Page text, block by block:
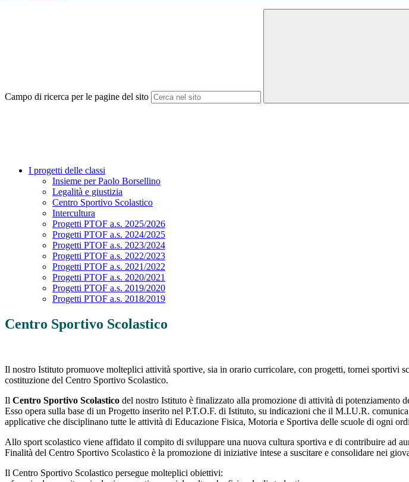
Campo di ricerca per le pagine del sito
I progetti delle classi
Insieme per Paolo Borsellino
Legalità e giustizia
Centro Sportivo Scolastico
Intercultura
Progetti PTOF a.s. 2025/2026
Progetti PTOF a.s. 2024/2025
Progetti PTOF a.s. 2023/2024
Progetti PTOF a.s. 2022/2023
Progetti PTOF a.s. 2021/2022
Progetti PTOF a.s. 2020/2021
Progetti PTOF a.s. 2019/2020
Progetti PTOF a.s. 2018/2019
Centro Sportivo Scolastico
Il nostro Istituto promuove molteplici attività sportive, sia in orario curricolare, con progetti, tornei sportivi
costituzione del Centro Sportivo Scolastico.
Il Centro Sportivo Scolastico del nostro Istituto è finalizzato alla promozione di attività di potenziamento
Esso opera sulla base di un Progetto inserito nel P.T.O.F. di Istituto, su indicazioni che il M.I.U.R.
applicative che disciplinano tutte le attività di Educazione Fisica, Motoria e Sportiva delle scuole di ogni
Allo sport scolastico viene affidato il compito di sviluppare una nuova cultura sportiva e di contribuire ad
Finalità del Centro Sportivo Scolastico è la promozione di iniziative intese a suscitare e consolidare nei
Il Centro Sportivo Scolastico persegue molteplici obiettivi: